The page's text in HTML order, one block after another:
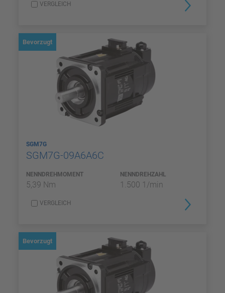
VERGLEICH
Bevorzugt
SGM7G
SGM7G-09A6A6C
NENNDREHMOMENT
5,39 Nm
NENNDREHZAHL
1.500 1/min
VERGLEICH
Bevorzugt